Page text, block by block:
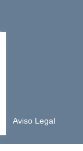
Aviso Legal